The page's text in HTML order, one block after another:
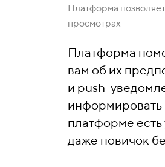
Платформа
просмотрах
Платформа
вам об их
и push-
информировать
платформе
даже новичок